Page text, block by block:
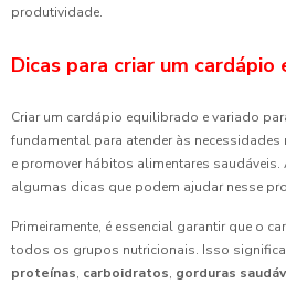
produtividade.
Dicas para criar um
Criar um cardápio equilibrado e variado
fundamental para atender às
e promover hábitos alimentares saudáveis.
algumas dicas que podem ajudar nesse
Primeiramente, é essencial garantir que o
todos os grupos nutricionais. Isso significa
proteínas, carboidratos, gorduras